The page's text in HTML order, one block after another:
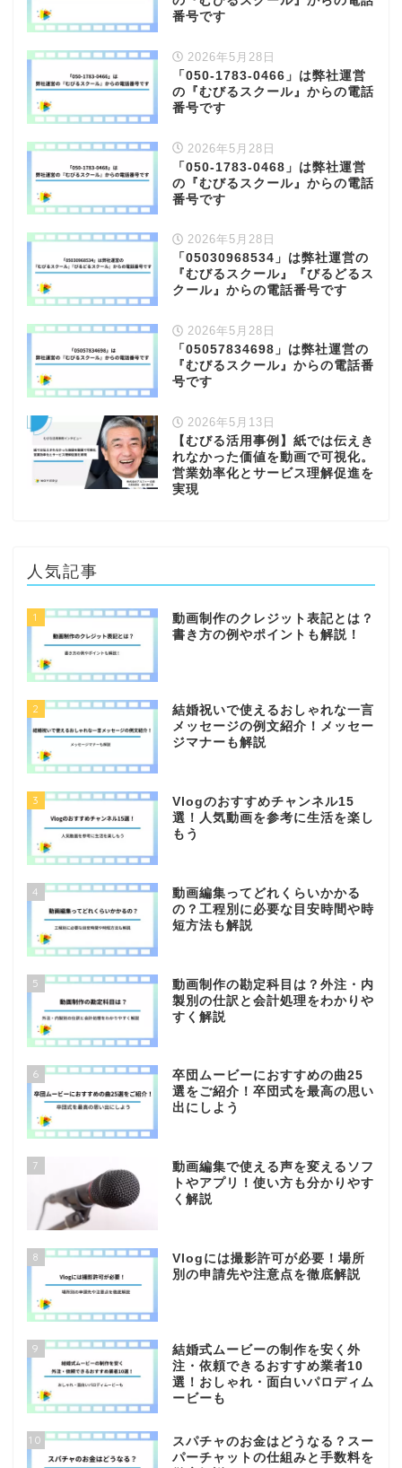
番号です
2026年5月28日
「050-1783-0466」は弊社運営
の『むびるスクール』からの電話
番号です
2026年5月28日
「050-1783-0468」は弊社運営
の『むびるスクール』からの電話
番号です
2026年5月28日
「05030968534」は弊社運営の
『むびるスクール』『びるどるス
クール』からの電話番号です
2026年5月28日
「05057834698」は弊社運営の
『むびるスクール』からの電話番
号です
2026年5月13日
【むびる活用事例】紙では伝えき
れなかった価値を動画で可視化。
営業効率化とサービス理解促進を
実現
人気記事
1
動画制作のクレジット表記とは？
書き方の例やポイントも解説！
2
結婚祝いで使えるおしゃれな一言
メッセージの例文紹介！メッセー
ジマナーも解説
3
Vlogのおすすめチャンネル15
選！人気動画を参考に生活を楽し
もう
4
動画編集ってどれくらいかかる
の？工程別に必要な目安時間や時
短方法も解説
5
動画制作の勘定科目は？外注・内
製別の仕訳と会計処理をわかりや
すく解説
6
卒団ムービーにおすすめの曲25
選をご紹介！卒団式を最高の思い
出にしよう
7
動画編集で使える声を変えるソフ
トやアプリ！使い方も分かりやす
く解説
8
Vlogには撮影許可が必要！場所
別の申請先や注意点を徹底解説
9
結婚式ムービーの制作を安く外
注・依頼できるおすすめ業者10
選！おしゃれ・面白いパロディム
ービーも
10
スパチャのお金はどうなる？スー
パーチャットの仕組みと手数料を